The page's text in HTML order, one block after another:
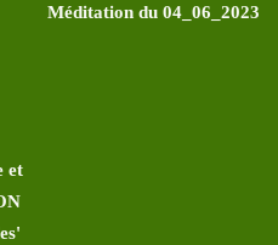
et
Méditation du 04_06_2023